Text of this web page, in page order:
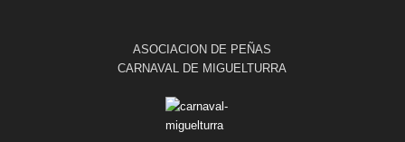
ASOCIACION DE PEÑAS
CARNAVAL DE MIGUELTURRA